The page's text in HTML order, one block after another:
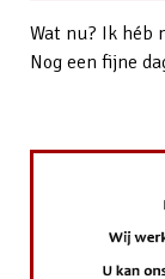
Wat nu? Ik héb
Nog een fijne